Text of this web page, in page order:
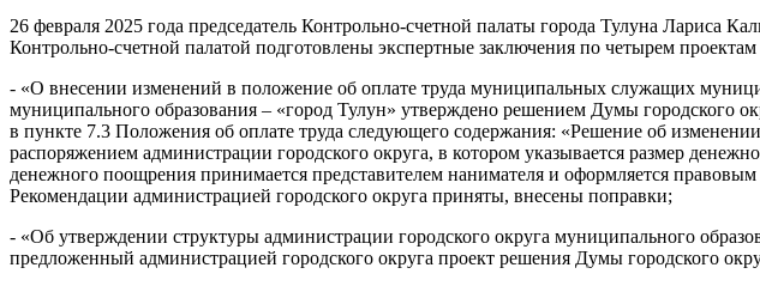
26 февраля 2025 года председатель Контрольно-счетной палаты города Тулуна Лариса
Контрольно-счетной палатой подготовлены экспертные заключения по четырем
- «О внесении изменений в положение об оплате труда муниципальных служащих
муниципального образования – «город Тулун» утверждено решением Думы городского
в пункте 7.3 Положения об оплате труда следующего содержания: «Решение об
распоряжением администрации городского округа, в котором указывается размер
денежного поощрения принимается представителем нанимателя и оформляется
Рекомендации администрацией городского округа приняты, внесены поправки;
- «Об утверждении структуры администрации городского округа муниципального
предложенный администрацией городского округа проект решения Думы городского